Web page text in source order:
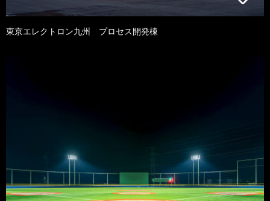
東京エレクトロン九州 プロセス開発棟